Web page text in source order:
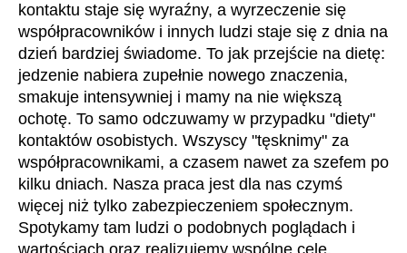
Polska(PL)
Portugalia(PT)
Republika Czeska (CZ)
Republika Południowej Afryki(ZA)
Reszta świata ()
Rosja(RU)
Rumunia(RO)
Senegal (SN)
Serbia(RS)
kontaktu staje się wyraźny, a wyrzeczenie się
współpracowników i innych ludzi staje się z dnia na
dzień bardziej świadome. To jak przejście na dietę:
jedzenie nabiera zupełnie nowego znaczenia,
smakuje intensywniej i mamy na nie większą
ochotę. To samo odczuwamy w przypadku "diety"
kontaktów osobistych. Wszyscy "tęsknimy" za
współpracownikami, a czasem nawet za szefem po
kilku dniach. Nasza praca jest dla nas czymś
więcej niż tylko zabezpieczeniem społecznym.
Spotykamy tam ludzi o podobnych poglądach i
wartościach oraz realizujemy wspólne cele.